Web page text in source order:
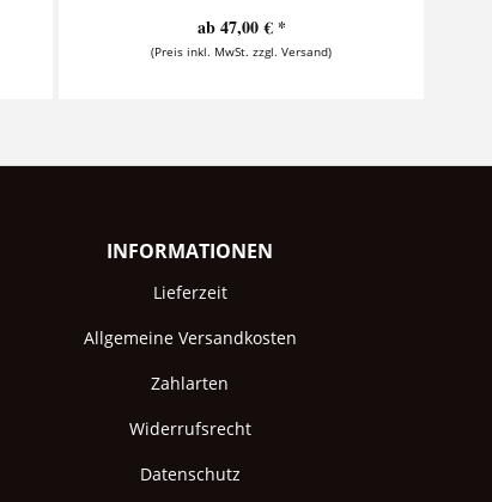
ab 47,00 € *
(Preis inkl. MwSt. zzgl. Versand)
INFORMATIONEN
Lieferzeit
Allgemeine Versandkosten
Zahlarten
Widerrufsrecht
Datenschutz